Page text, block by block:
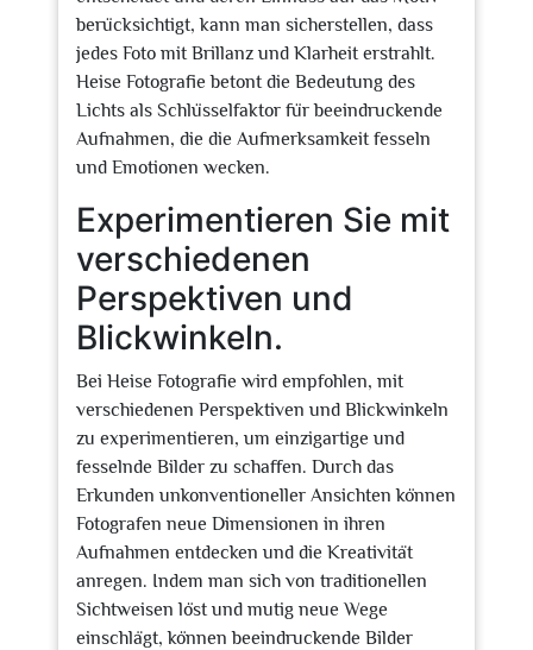
berücksichtigt, kann man sicherstellen, dass
jedes Foto mit Brillanz und Klarheit erstrahlt.
Heise Fotografie betont die Bedeutung des
Lichts als Schlüsselfaktor für beeindruckende
Aufnahmen, die die Aufmerksamkeit fesseln
und Emotionen wecken.
Experimentieren Sie mit
verschiedenen
Perspektiven und
Blickwinkeln.
Bei Heise Fotografie wird empfohlen, mit
verschiedenen Perspektiven und Blickwinkeln
zu experimentieren, um einzigartige und
fesselnde Bilder zu schaffen. Durch das
Erkunden unkonventioneller Ansichten können
Fotografen neue Dimensionen in ihren
Aufnahmen entdecken und die Kreativität
anregen. Indem man sich von traditionellen
Sichtweisen löst und mutig neue Wege
einschlägt, können beeindruckende Bilder